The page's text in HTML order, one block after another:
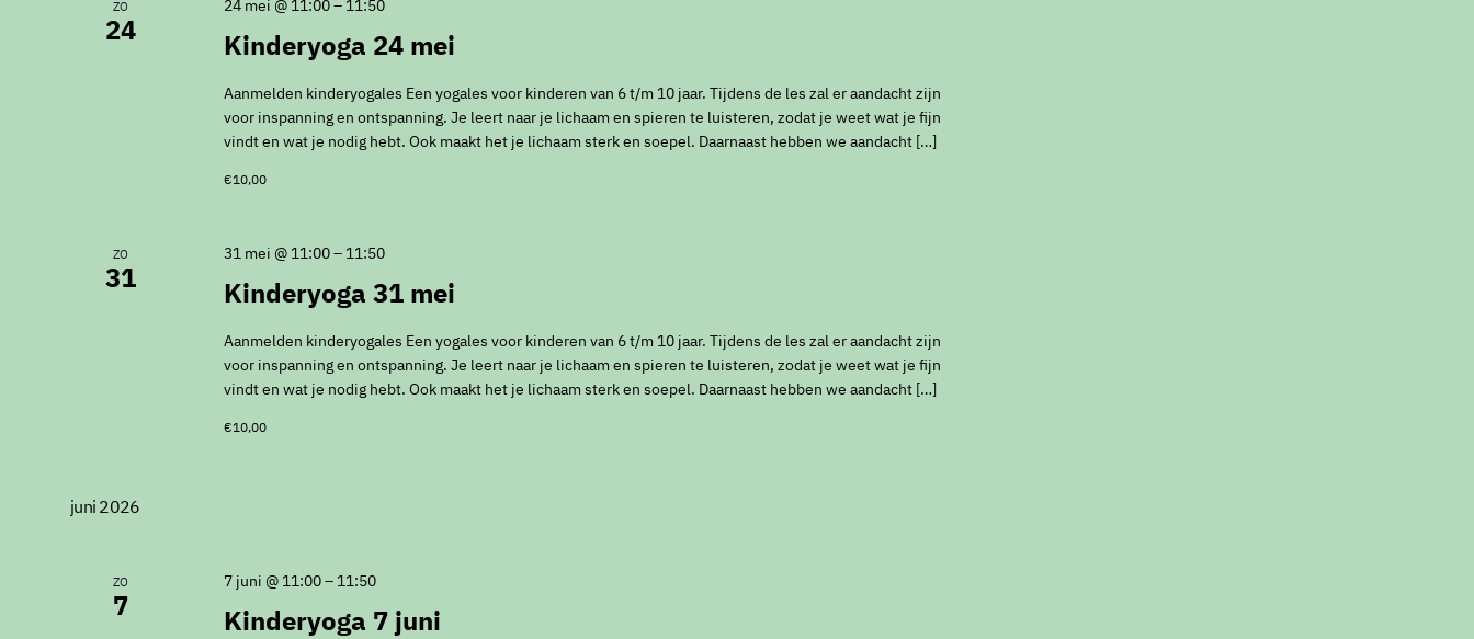
ZO
24 Kinderyoga 24 mei
24 mei @ 11:00– 11:50
Aanmelden kinderyogales Een yogales voor kinderen van 6 t/m 10 jaar. Tijdens de les zal er aandacht zijn
voor inspanning en ontspanning. Je leert naar je lichaam en spieren te luisteren, zodat je weet wat je fijn
vindt en wat je nodig hebt. Ook maakt het je lichaam sterk en soepel. Daarnaast hebben we aandacht […]
€10,00
ZO
31 Kinderyoga 31 mei
31 mei @ 11:00– 11:50
Aanmelden kinderyogales Een yogales voor kinderen van 6 t/m 10 jaar. Tijdens de les zal er aandacht zijn
voor inspanning en ontspanning. Je leert naar je lichaam en spieren te luisteren, zodat je weet wat je fijn
vindt en wat je nodig hebt. Ook maakt het je lichaam sterk en soepel. Daarnaast hebben we aandacht […]
€10,00
juni 2026
ZO
7 Kinderyoga 7 juni
7 juni @ 11:00– 11:50